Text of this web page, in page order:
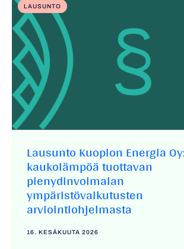
LAUSUNTO
Lausunto Kuopion Energia
kaukolämpöä tuottavan
pienydinvoimalan
ympäristövaikutusten
arviointiohjelmasta
16. KESÄKUUTA 2026